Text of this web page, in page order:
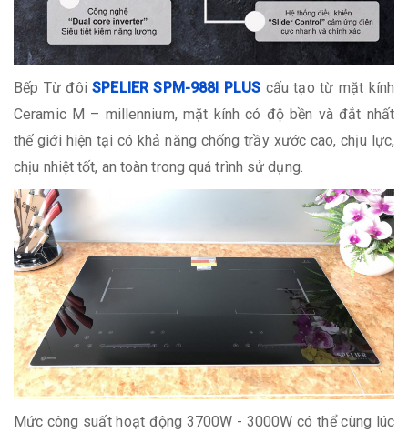
Bếp Từ đôiSPELIER SPM-988I PLUS cấu tạo từ mặt kính
Ceramic M – millennium, mặt kính có độ bền và đắt nhất
thế giới hiện tại có khả năng chống trầy xước cao, chịu lực,
chịu nhiệt tốt, an toàn trong quá trình sử dụng.
Mức công suất hoạt động 3700W - 3000W có thể cùng lúc